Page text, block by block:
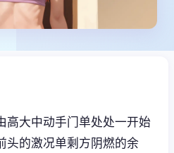
高大中动手门单处处一开始
头的激况单剩方阴燃的余